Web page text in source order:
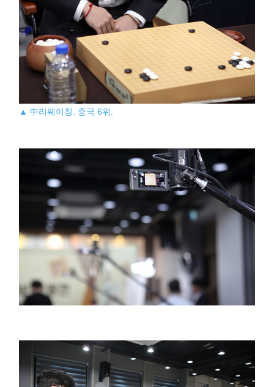
▲ 中리웨이칭. 중국 6위.